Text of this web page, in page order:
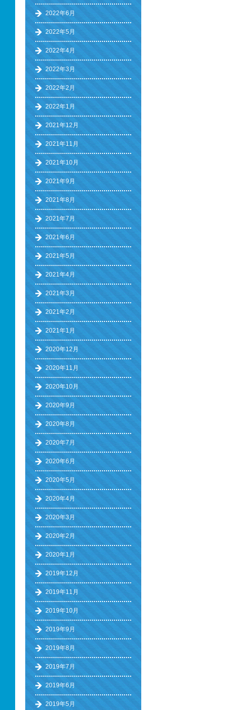
2022年6月
2022年5月
2022年4月
2022年3月
2022年2月
2022年1月
2021年12月
2021年11月
2021年10月
2021年9月
2021年8月
2021年7月
2021年6月
2021年5月
2021年4月
2021年3月
2021年2月
2021年1月
2020年12月
2020年11月
2020年10月
2020年9月
2020年8月
2020年7月
2020年6月
2020年5月
2020年4月
2020年3月
2020年2月
2020年1月
2019年12月
2019年11月
2019年10月
2019年9月
2019年8月
2019年7月
2019年6月
2019年5月